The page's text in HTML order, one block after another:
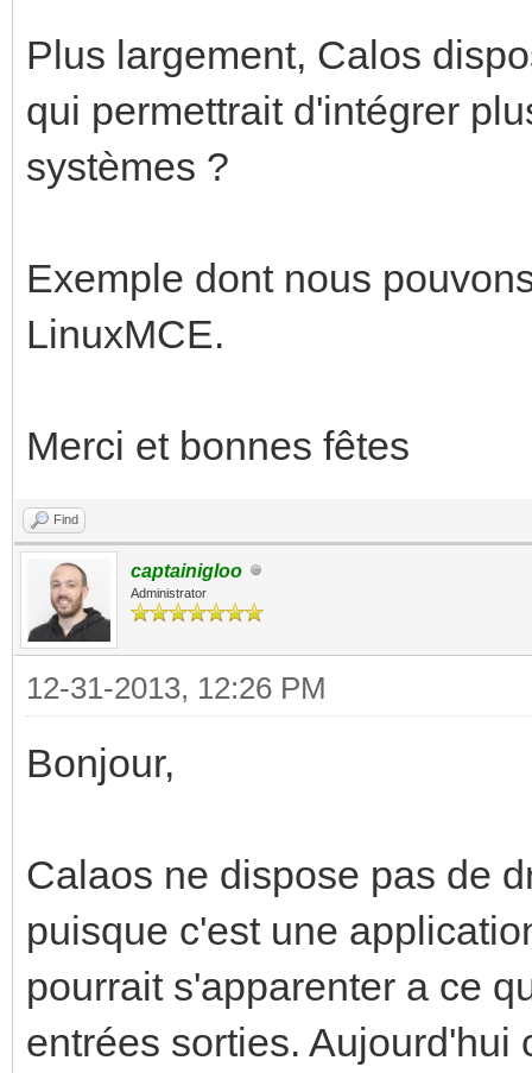
Plus largement, Calos
qui permettrait d'intégrer
systèmes ?
Exemple dont nous
LinuxMCE.
Merci et bonnes fêtes
Find
captainigloo
Administrator
12-31-2013, 12:26 PM
Bonjour,
Calaos ne dispose pas de
puisque c'est une
pourrait s'apparenter a ce
entrées sorties. Aujourd'hui